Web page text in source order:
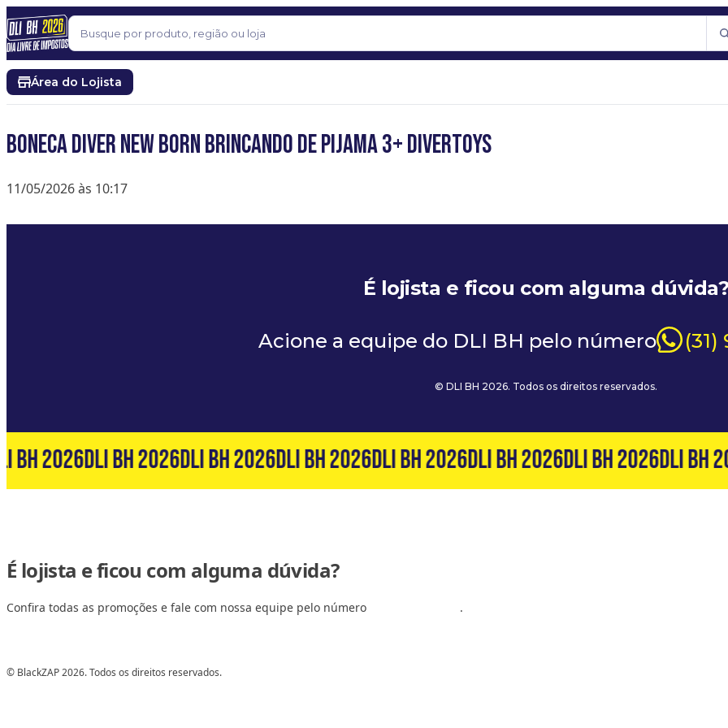
Pular para o conteúdo
Buscar
Área do Lojista
BONECA DIVER NEW BORN BRINCANDO DE PIJAMA 3+ DIVERTOYS
11/05/2026 às 10:17
É lojista e ficou com alguma dúvida?
Acione a equipe do DLI BH pelo número (31)
© DLI BH 2026. Todos os direitos reservados.
BH 2026DLI BH 2026DLI BH 2026DLI BH 2026DLI BH 2026DLI BH 2026DLI BH 2026DLI BH
É lojista e ficou com alguma dúvida?
Confira todas as promoções e fale com nossa equipe pelo número .
© BlackZAP 2026. Todos os direitos reservados.